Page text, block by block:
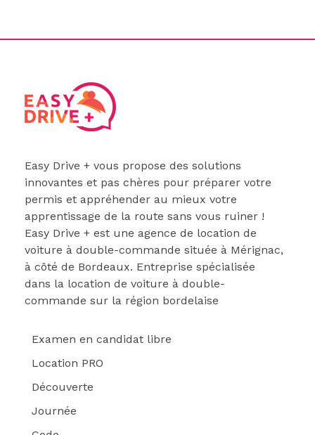
Easy Drive + vous propose des solutions
innovantes et pas chères pour préparer votre
permis et appréhender au mieux votre
apprentissage de la route sans vous ruiner !
Easy Drive + est une agence de location de
voiture à double-commande située à Mérignac,
à côté de Bordeaux. Entreprise spécialisée
dans la location de voiture à double-
commande sur la région bordelaise
Examen en candidat libre
Location PRO
Découverte
Journée